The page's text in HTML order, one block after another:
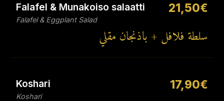
Falafel & Munakoiso salaatti
Falafel & Eggplant Salad
21,50€
سلطة فلافل + باذنجان مقلي
Koshari
Koshari
17,90€